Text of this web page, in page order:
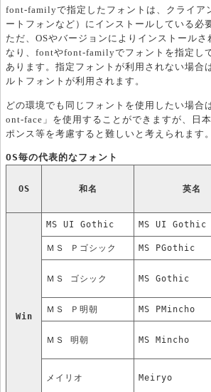
font-familyで指定したフォントは、クライア
ートフォンなど）にインストールしている必
ただ、OSやバージョンによりインストール
なり、fontやfont-familyでフォントを指定し
あります。指定フォントが利用されない場合
ルトフォントが利用されます。
どの環境でも同じフォントを使用したい場合
ont-face」を使用することができますが、日
ポンス等を考慮すると難しいと考えられます。
OS毎の代表的なフォント
OS 和名 英名
Win
MS UI Gothic MS UI Gothic
ＭＳ Ｐゴシック MS PGothic
ＭＳ ゴシック MS Gothic
ＭＳ Ｐ明朝 MS PMincho
ＭＳ 明朝 MS Mincho
メイリオ Meiryo